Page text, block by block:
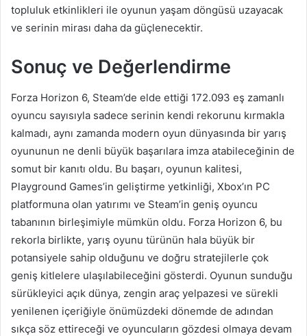
topluluk etkinlikleri ile oyunun yaşam döngüsü uzayacak
ve serinin mirası daha da güçlenecektir.
Sonuç ve Değerlendirme
Forza Horizon 6, Steam’de elde ettiği 172.093 eş zamanlı
oyuncu sayısıyla sadece serinin kendi rekorunu kırmakla
kalmadı, aynı zamanda modern oyun dünyasında bir yarış
oyununun ne denli büyük başarılara imza atabileceğinin de
somut bir kanıtı oldu. Bu başarı, oyunun kalitesi,
Playground Games’in geliştirme yetkinliği, Xbox’ın PC
platformuna olan yatırımı ve Steam’in geniş oyuncu
tabanının birleşimiyle mümkün oldu. Forza Horizon 6, bu
rekorla birlikte, yarış oyunu türünün hala büyük bir
potansiyele sahip olduğunu ve doğru stratejilerle çok
geniş kitlelere ulaşılabileceğini gösterdi. Oyunun sunduğu
sürükleyici açık dünya, zengin araç yelpazesi ve sürekli
yenilenen içeriğiyle önümüzdeki dönemde de adından
sıkça söz ettireceği ve oyuncuların gözdesi olmaya devam